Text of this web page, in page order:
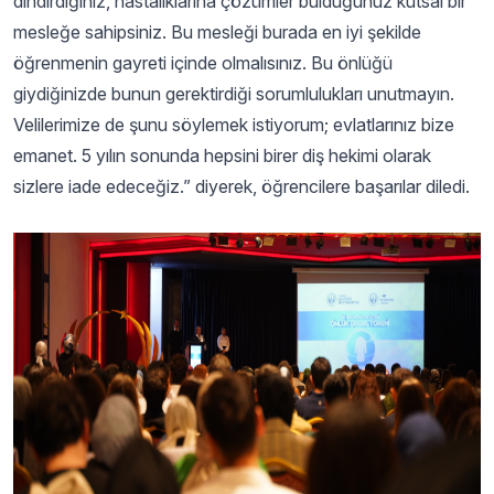
mesleğe sahipsiniz. Bu mesleği burada en iyi şekilde
öğrenmenin gayreti içinde olmalısınız. Bu önlüğü
giydiğinizde bunun gerektirdiği sorumlulukları unutmayın.
Velilerimize de şunu söylemek istiyorum; evlatlarınız bize
emanet. 5 yılın sonunda hepsini birer diş hekimi olarak
sizlere iade edeceğiz.” diyerek, öğrencilere başarılar diledi.